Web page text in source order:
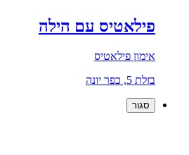
פילאטיס עם הילה
אימון פילאטיס
בזלת 5, כפר יונה
סגור